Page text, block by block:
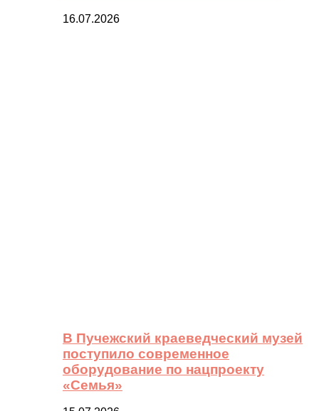
16.07.2026
В Пучежский краеведческий музей
поступило современное
оборудование по нацпроекту
«Семья»